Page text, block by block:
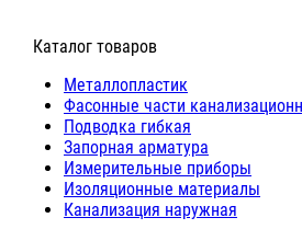
⠀Каталог товаров
Металлопластик
Фасонные части
Подводка гибкая
Запорная арматура
Измерительные приборы
Изоляционные материалы
Канализация наружная